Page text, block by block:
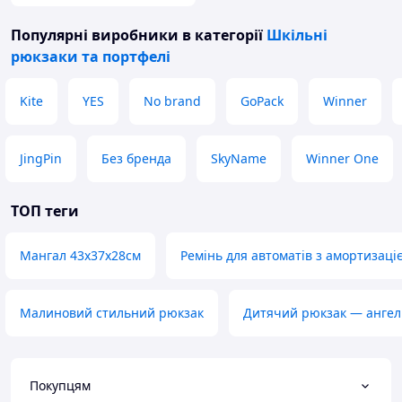
Популярні виробники в категорії Шкільні
рюкзаки та портфелі
Kite YES No brand GoPack Winner
JingPin Без бренда SkyName Winner One
ТОП теги
Мангал 43х37х28см Ремінь для автоматів з
Малиновий стильний рюкзак Дитячий рюкзак — ангел
Покупцям